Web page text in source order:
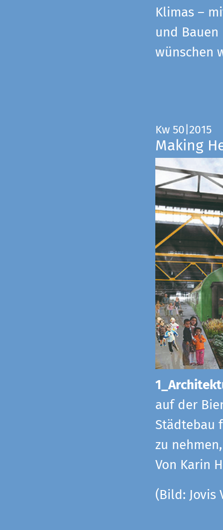
Klimas –
und
wünschen
Kw 50|2015
Making
auf der
Städtebau
zu
Von Karin
(Bild: Jovis